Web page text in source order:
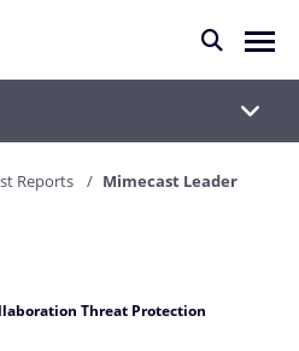
Reports
Mimecast Leader
Threat Protection